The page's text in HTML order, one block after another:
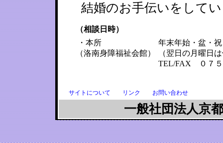
結婚のお手伝いをして
（相談日時）
・本所
（洛南身障福祉会館）
年末年始・盆・
（翌日の月曜日
TEL/FAX ０７５
サイトについて リンク お問い合わせ
一般社団法人京